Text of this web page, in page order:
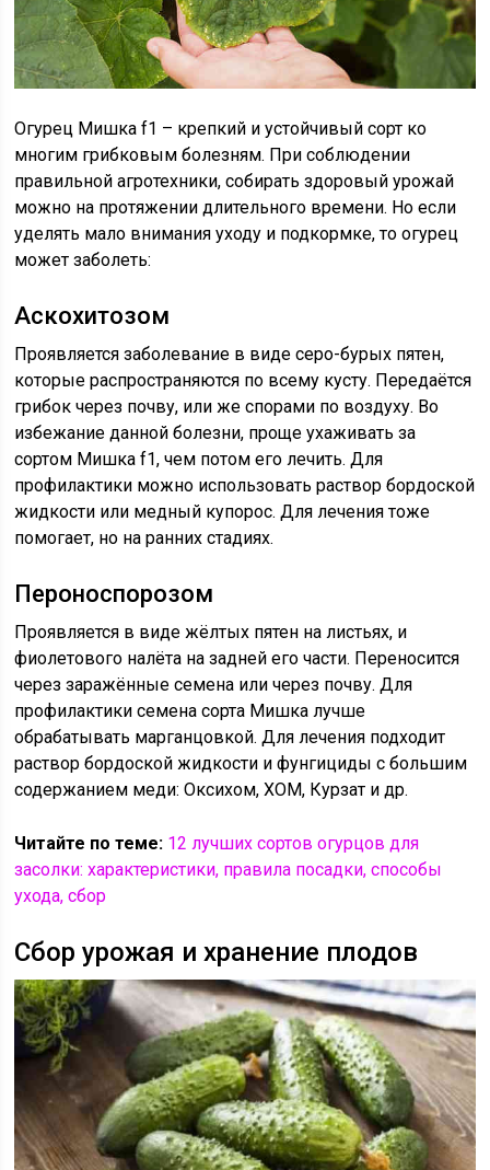
Огурец Мишка f1 – крепкий и устойчивый сорт ко
многим грибковым болезням. При соблюдении
правильной агротехники, собирать здоровый урожай
можно на протяжении длительного времени. Но если
уделять мало внимания уходу и подкормке, то огурец
может заболеть:
Аскохитозом
Проявляется заболевание в виде серо-бурых пятен,
которые распространяются по всему кусту. Передаётся
грибок через почву, или же спорами по воздуху. Во
избежание данной болезни, проще ухаживать за
сортом Мишка f1, чем потом его лечить. Для
профилактики можно использовать раствор бордоской
жидкости или медный купорос. Для лечения тоже
помогает, но на ранних стадиях.
Пероноспорозом
Проявляется в виде жёлтых пятен на листьях, и
фиолетового налёта на задней его части. Переносится
через заражённые семена или через почву. Для
профилактики семена сорта Мишка лучше
обрабатывать марганцовкой. Для лечения подходит
раствор бордоской жидкости и фунгициды с большим
содержанием меди: Оксихом, ХОМ, Курзат и др.
Читайте по теме: 12 лучших сортов огурцов для
засолки: характеристики, правила посадки, способы
ухода, сбор
Сбор урожая и хранение плодов